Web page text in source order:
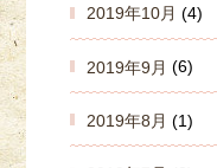
2019年10月 (4)
2019年9月 (6)
2019年8月 (1)